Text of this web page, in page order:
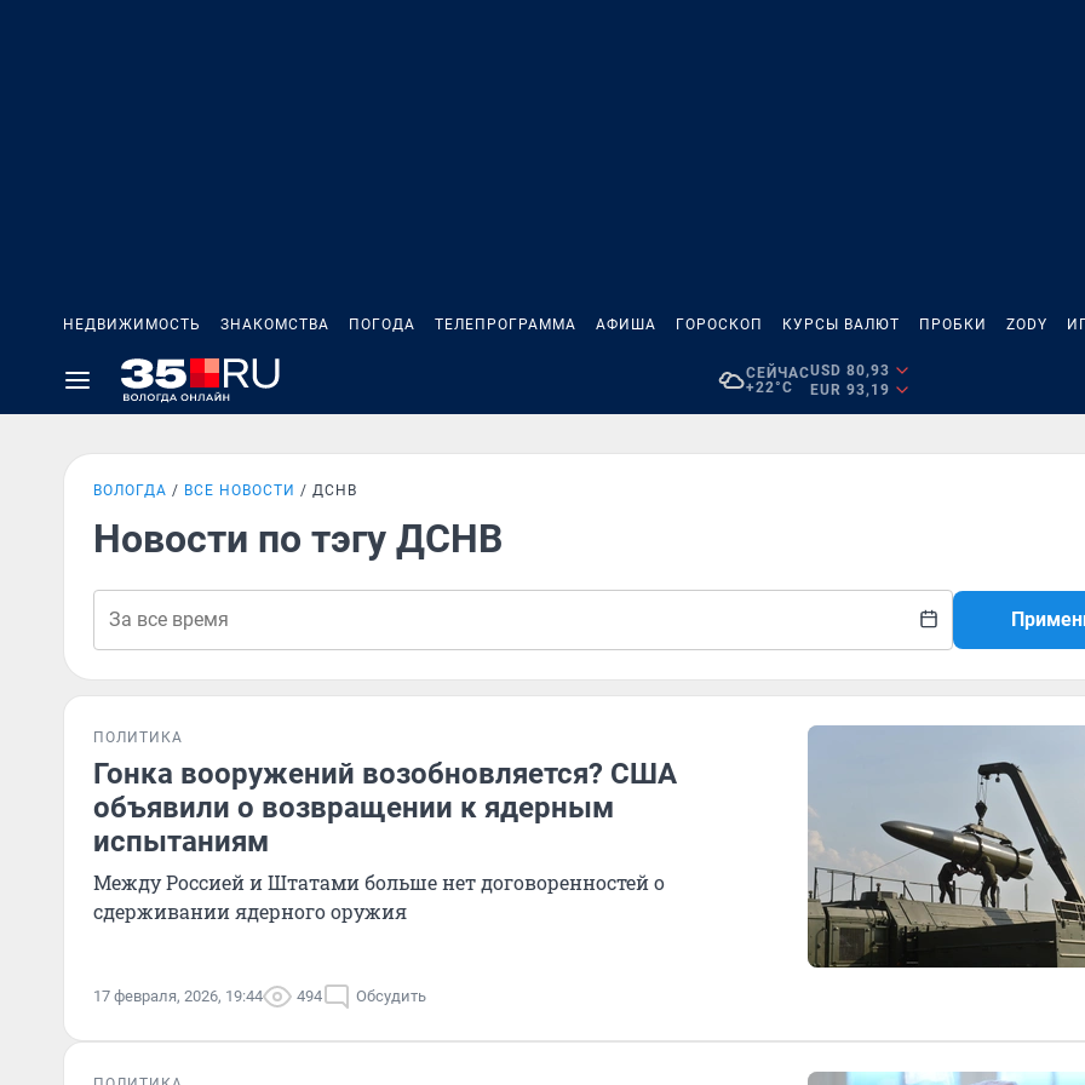
НЕДВИЖИМОСТЬ ЗНАКОМСТВА ПОГОДА ТЕЛЕПРОГРАММА АФИША ГОРОСКОП КУРСЫ ВАЛЮТ ПРОБКИ ZODY
СЕЙЧАС
+22°C
USD 80,93
EUR 93,19
ВОЛОГДА ВСЕ НОВОСТИ ДСНВ
Новости по тэгу ДСНВ
ПОЛИТИКА
Гонка вооружений возобновляется? США
объявили о возвращении к ядерным
испытаниям
Между Россией и Штатами больше нет договоренностей о
сдерживании ядерного оружия
17 февраля, 2026, 19:44 494 Обсудить